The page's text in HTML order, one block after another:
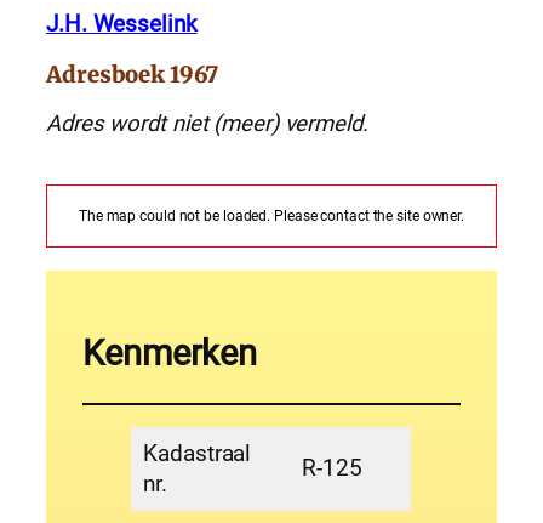
J.H. Wesselink
Adresboek 1967
Adres wordt niet (meer) vermeld.
The map could not be loaded. Please contact the site owner.
Kenmerken
Kadastraal
nr.
R-125